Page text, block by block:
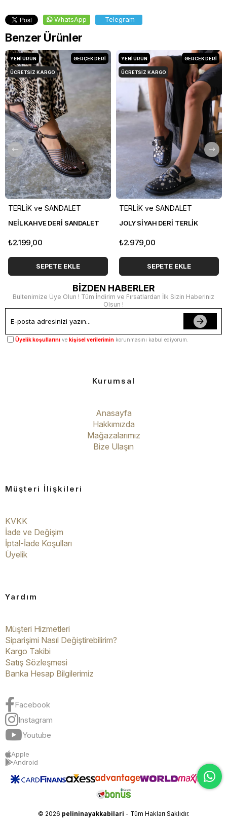
WhatsApp Telegram
Benzer Ürünler
TERLİK ve SANDALET
NEİL KAHVE DERİ SANDALET
₺2.199,00
SEPETE EKLE
YENI ÜRÜN
ÜCRETSIZ KARGO
GERÇEK DERİ
TERLİK ve SANDALET
JOLY SİYAH DERİ TERLİK
₺2.979,00
SEPETE EKLE
YENI ÜRÜN
ÜCRETSIZ KARGO
GERCEK DERİ
BİZDEN HABERLER
Bültenimize Üye Olun ! Tüm İndirim ve Fırsatlardan İlk Sizin Haberiniz
Olsun !
Üyelik koşullarını ve kişisel verilerimin korunmasını kabul ediyorum.
Kurumsal
Anasayfa
Hakkımızda
Mağazalarımız
Bize Ulaşın
Müşteri İlişkileri
KVKK
İade ve Değişim
İptal-İade Koşulları
Üyelik
Yardım
Müşteri Hizmetleri
Siparişimi Nasıl Değiştirebilirim?
Kargo Takibi
Satış Sözleşmesi
Banka Hesap Bilgilerimiz
Facebook
Instagram
Youtube
Apple
Android
© 2026 pelininayakkabilari - Tüm Hakları Saklıdır.